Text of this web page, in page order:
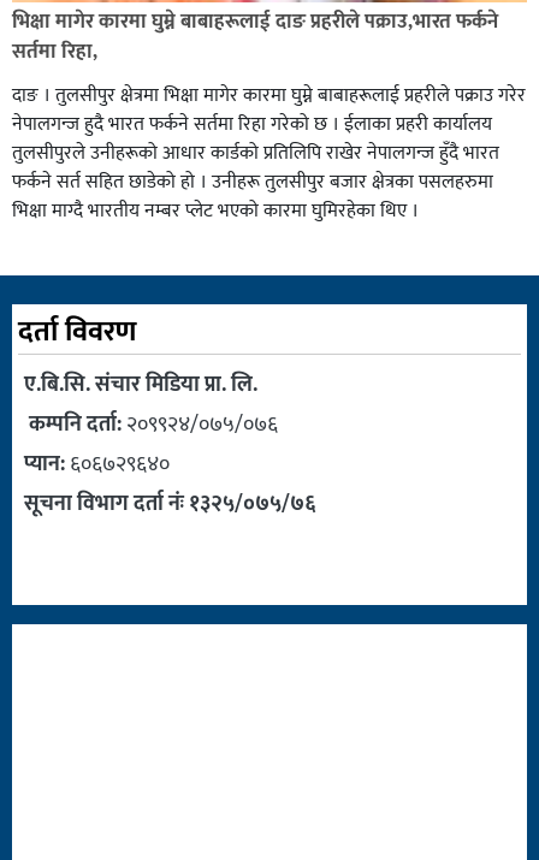
भिक्षा मागेर कारमा घुम्ने बाबाहरूलाई दाङ प्रहरीले पक्राउ,भारत फर्कने
सर्तमा रिहा,
दाङ । तुलसीपुर क्षेत्रमा भिक्षा मागेर कारमा घुम्ने बाबाहरूलाई प्रहरीले पक्राउ गरेर
नेपालगन्ज हुदै भारत फर्कने सर्तमा रिहा गरेको छ । ईलाका प्रहरी कार्यालय
तुलसीपुरले उनीहरूको आधार कार्डको प्रतिलिपि राखेर नेपालगन्ज हुँदै भारत
फर्कने सर्त सहित छाडेको हो । उनीहरू तुलसीपुर बजार क्षेत्रका पसलहरुमा
भिक्षा माग्दै भारतीय नम्बर प्लेट भएको कारमा घुमिरहेका थिए ।
दर्ता विवरण
ए.बि.सि. संचार मिडिया प्रा. लि.
कम्पनि दर्ता:२०९९२४/०७५/०७६
प्यान:६०६७२९६४०
सूचना विभाग दर्ता नंः १३२५/०७५/७६